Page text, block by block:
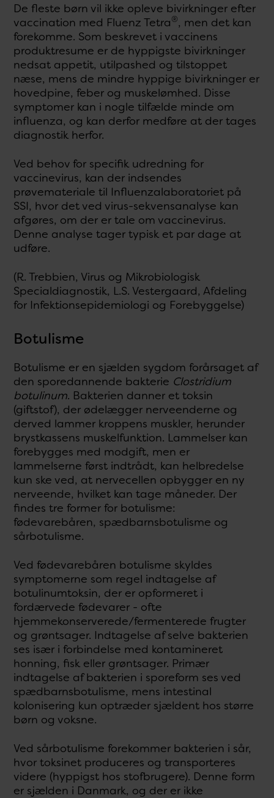
De fleste børn vil ikke opleve bivirkninger efter
vaccination med Fluenz Tetra®, men det kan
forekomme. Som beskrevet i vaccinens
produktresume er de hyppigste bivirkninger
nedsat appetit, utilpashed og tilstoppet
næse, mens de mindre hyppige bivirkninger er
hovedpine, feber og muskelømhed. Disse
symptomer kan i nogle tilfælde minde om
influenza, og kan derfor medføre at der tages
diagnostik herfor.
Ved behov for specifik udredning for
vaccinevirus, kan der indsendes
prøvemateriale til Influenzalaboratoriet på
SSI, hvor det ved virus-sekvensanalyse kan
afgøres, om der er tale om vaccinevirus.
Denne analyse tager typisk et par dage at
udføre.
(R. Trebbien, Virus og Mikrobiologisk
Specialdiagnostik, L.S. Vestergaard, Afdeling
for Infektionsepidemiologi og Forebyggelse)
Botulisme
Botulisme er en sjælden sygdom forårsaget af
den sporedannende bakterie Clostridium
botulinum. Bakterien danner et toksin
(giftstof), der ødelægger nerveenderne og
derved lammer kroppens muskler, herunder
brystkassens muskelfunktion. Lammelser kan
forebygges med modgift, men er
lammelserne først indtrådt, kan helbredelse
kun ske ved, at nervecellen opbygger en ny
nerveende, hvilket kan tage måneder. Der
findes tre former for botulisme:
fødevarebåren, spædbarnsbotulisme og
sårbotulisme.
Ved fødevarebåren botulisme skyldes
symptomerne som regel indtagelse af
botulinumtoksin, der er opformeret i
fordærvede fødevarer - ofte
hjemmekonserverede/fermenterede frugter
og grøntsager. Indtagelse af selve bakterien
ses især i forbindelse med kontamineret
honning, fisk eller grøntsager. Primær
indtagelse af bakterien i sporeform ses ved
spædbarnsbotulisme, mens intestinal
kolonisering kun optræder sjældent hos større
børn og voksne.
Ved sårbotulisme forekommer bakterien i sår,
hvor toksinet produceres og transporteres
videre (hyppigst hos stofbrugere). Denne form
er sjælden i Danmark, og der er ikke